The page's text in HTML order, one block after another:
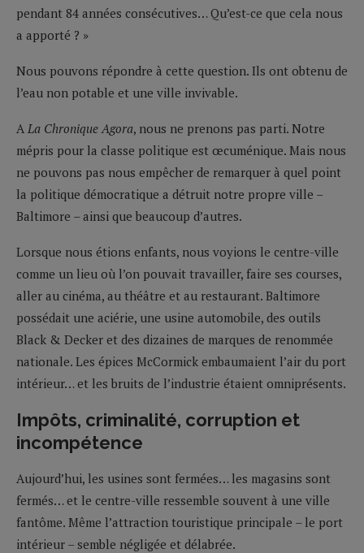
pendant 84 années consécutives… Qu’est-ce que cela nous
a apporté ? »
Nous pouvons répondre à cette question. Ils ont obtenu de
l’eau non potable et une ville invivable.
A La Chronique Agora, nous ne prenons pas parti. Notre
mépris pour la classe politique est œcuménique. Mais nous
ne pouvons pas nous empêcher de remarquer à quel point
la politique démocratique a détruit notre propre ville –
Baltimore – ainsi que beaucoup d’autres.
Lorsque nous étions enfants, nous voyions le centre-ville
comme un lieu où l’on pouvait travailler, faire ses courses,
aller au cinéma, au théâtre et au restaurant. Baltimore
possédait une aciérie, une usine automobile, des outils
Black & Decker et des dizaines de marques de renommée
nationale. Les épices McCormick embaumaient l’air du port
intérieur… et les bruits de l’industrie étaient omniprésents.
Impôts, criminalité, corruption et
incompétence
Aujourd’hui, les usines sont fermées… les magasins sont
fermés… et le centre-ville ressemble souvent à une ville
fantôme. Même l’attraction touristique principale – le port
intérieur – semble négligée et délabrée.